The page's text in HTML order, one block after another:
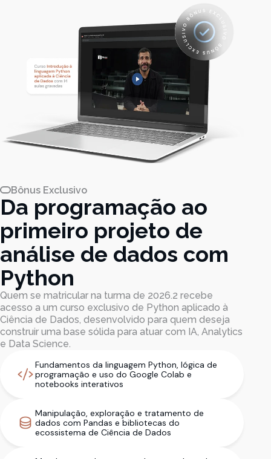
Bônus Exclusivo
Da programação ao
primeiro projeto de
análise de dados com
Python
Quem se matricular na turma de 2026.2 recebe
acesso a um curso exclusivo de Python aplicado à
Ciência de Dados, desenvolvido para quem deseja
construir uma base sólida para atuar com IA, Analytics
e Data Science.
Fundamentos da linguagem Python, lógica de
programação e uso do Google Colab e
notebooks interativos
Manipulação, exploração e tratamento de
dados com Pandas e bibliotecas do
ecossistema de Ciência de Dados